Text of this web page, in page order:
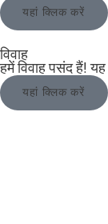
यहां क्लिक करें
विवाह
हमें विवाह पसंद हैं!
यहां क्लिक करें